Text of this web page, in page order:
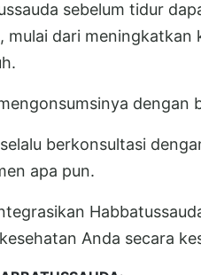
sebelum tidur
mulai dari
dengan
berkonsultasi
apa pun.
Anda secara